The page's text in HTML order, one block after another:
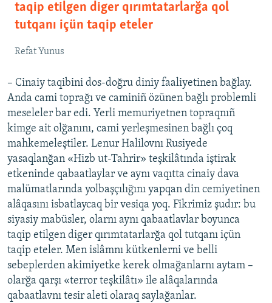
taqip etilgen diger qırımtatarlarğa qol
tutqanı içün taqip eteler
Refat Yunus
– Cinaiy taqibini dos-doğru diniy faaliyetinen bağlay.
Anda cami toprağı ve caminiñ özünen bağlı problemli
meseleler bar edi. Yerli memuriyetnen topraqnıñ
kimge ait olğanını, cami yerleşmesinen bağlı çoq
mahkemeleştiler. Lenur Halilovnı Rusiyede
yasaqlanğan «Hizb ut-Tahrir» teşkilâtında iştirak
etkeninde qabaatlaylar ve aynı vaqıtta cinaiy dava
malümatlarında yolbaşçılığını yapqan din cemiyetinen
alâqasını isbatlaycaq bir vesiqa yoq. Fikrimiz şudır: bu
siyasiy mabüsler, olarnı aynı qabaatlavlar boyunca
taqip etilgen diger qırımtatarlarğa qol tutqanı içün
taqip eteler. Men islâmnı kütkenlerni ve belli
sebeplerden akimiyetke kerek olmağanlarnı aytam –
olarğa qarşı «terror teşkilâtı» ile alâqalarında
qabaatlavnı tesir aleti olaraq saylağanlar.